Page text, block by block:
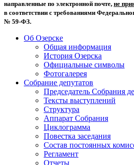
направленные по электронной почте, не
в соответствии с требованиями
№ 59-ФЗ.
Об Озерске
Общая информация
История Озерска
Официальные символы
Фотогалерея
Собрание депутатов
Председатель Собрания
Тексты выступлений
Структура
Аппарат Собрания
Циклограмма
Повестка заседания
Состав постоянных
Регламент
Отчеты